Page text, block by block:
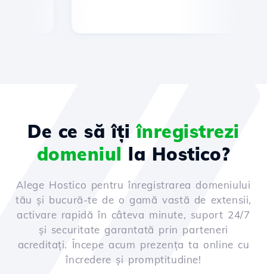
De ce să îțiînregistrezi
domeniul la Hostico?
Alege Hostico pentru înregistrarea domeniului
tău și bucură-te de o gamă vastă de extensii,
activare rapidă în câteva minute, suport 24/7
și securitate garantată prin parteneri
acreditați. Începe acum prezența ta online cu
încredere și promptitudine!